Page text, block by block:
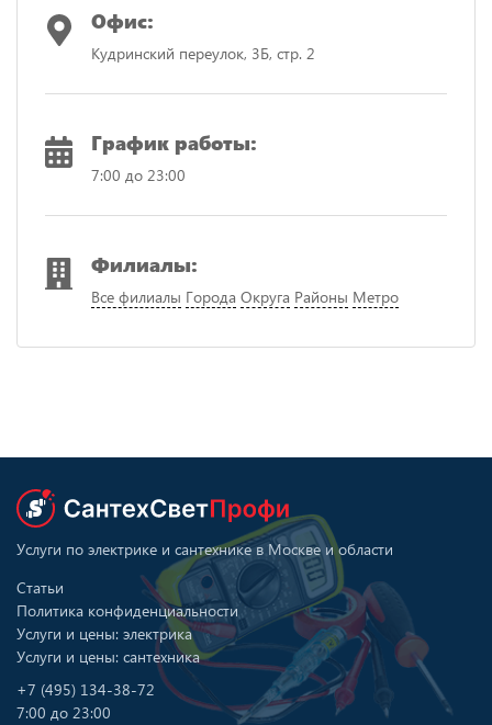
Офис:
Кудринский переулок, 3Б, стр. 2
График работы:
7:00 до 23:00
Филиалы:
Все филиалы Города Округа Районы Метро
Услуги по электрике и сантехнике в Москве и области
Статьи
Политика конфиденциальности
Услуги и цены: электрика
Услуги и цены: сантехника
+7 (495) 134-38-72
7:00 до 23:00